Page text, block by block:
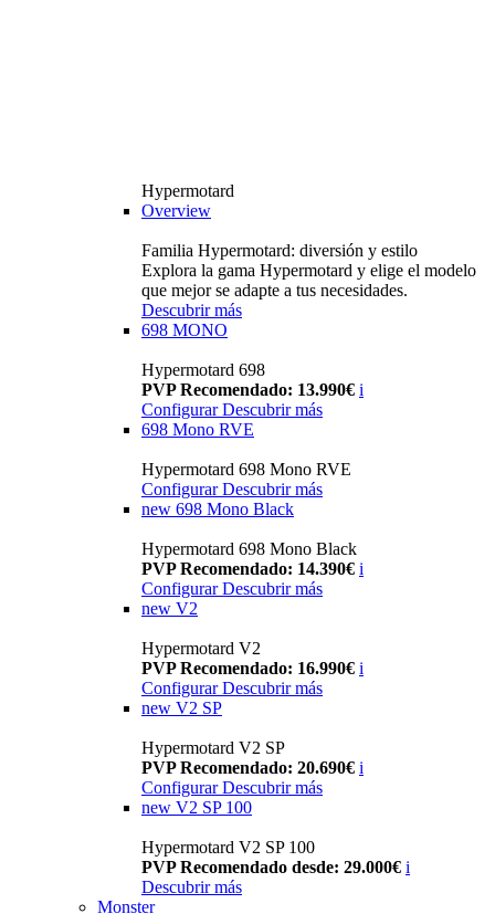
Hypermotard
Overview
Familia Hypermotard: diversión y estilo
Explora la gama Hypermotard y elige el modelo
que mejor se adapte a tus necesidades.
Descubrir más
698 MONO
Hypermotard 698
PVP Recomendado: 13.990€ i
ConfigurarDescubrir más
698 Mono RVE
Hypermotard 698 Mono RVE
Configurar Descubrir más
new 698 Mono Black
Hypermotard 698 Mono Black
PVP Recomendado: 14.390€ i
Configurar Descubrir más
new V2
Hypermotard V2
PVP Recomendado: 16.990€ i
Configurar Descubrir más
new V2 SP
Hypermotard V2 SP
PVP Recomendado: 20.690€ i
Configurar Descubrir más
new V2 SP 100
Hypermotard V2 SP 100
PVP Recomendado desde: 29.000€ i
Descubrir más
Monster